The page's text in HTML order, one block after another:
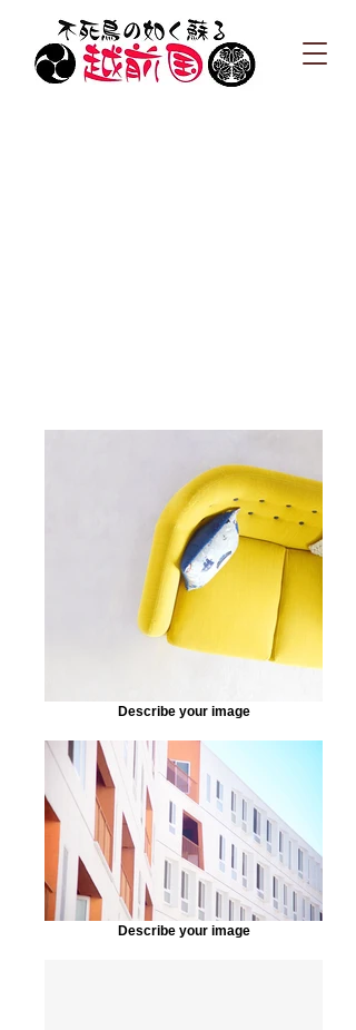
Describe your image
Describe your image